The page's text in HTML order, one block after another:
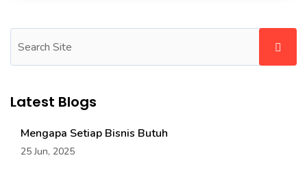
Latest Blogs
Mengapa Setiap Bisnis Butuh
25 Jun, 2025